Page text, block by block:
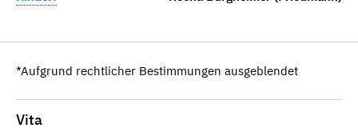
*Aufgrund rechtlicher Bestimmungen ausgeblendet
Vita